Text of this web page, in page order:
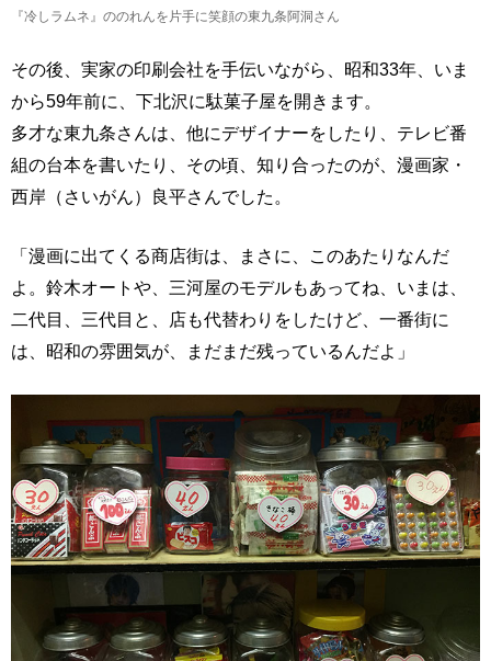
『冷しラムネ』ののれんを片手に笑顔の東九条阿洞さん
その後、実家の印刷会社を手伝いながら、昭和33年、いま
から59年前に、下北沢に駄菓子屋を開きます。
多才な東九条さんは、他にデザイナーをしたり、テレビ番
組の台本を書いたり、その頃、知り合ったのが、漫画家・
西岸（さいがん）良平さんでした。
「漫画に出てくる商店街は、まさに、このあたりなんだ
よ。鈴木オートや、三河屋のモデルもあってね、いまは、
二代目、三代目と、店も代替わりをしたけど、一番街に
は、昭和の雰囲気が、まだまだ残っているんだよ」